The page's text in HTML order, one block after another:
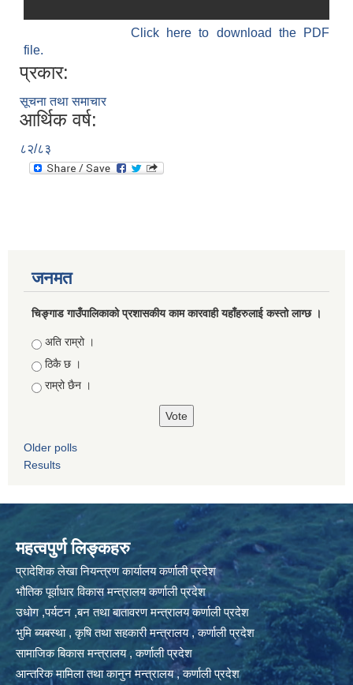
Click here to download the PDF
file.
प्रकार:
सूचना तथा समाचार
आर्थिक वर्ष:
८२/८३
जनमत
चिङ्गाड गाउँपालिकाको प्रशासकीय काम कारवाही यहाँहरुलाई कस्तो लाग्छ ।
Choices
अति राम्रो ।
ठिकै छ ।
राम्रो छैन ।
Older polls
Results
महत्वपुर्ण लिङ्कहरु
प्रादेशिक लेखा नियन्त्रण कार्यालय कर्णाली प्रदेश
भौतिक पूर्वाधार विकास मन्त्रालय कर्णाली प्रदेश
उधोग ,पर्यटन ,बन तथा बातावरण मन्त्रालय कर्णाली प्रदेश
भुमि ब्यबस्था , कृषि तथा सहकारी मन्त्रालय , कर्णाली प्रदेश
सामाजिक बिकास मन्त्रालय , कर्णाली प्रदेश
आन्तरिक मामिला तथा कानुन मन्त्रालय , कर्णाली प्रदेश